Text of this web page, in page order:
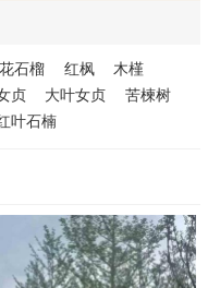
花石榴 红枫
木槿
贞 大叶女贞
苦楝树
叶石楠